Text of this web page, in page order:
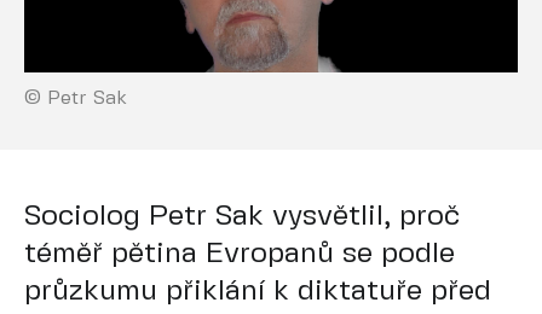
© Petr Sak
Sociolog Petr Sak vysvětlil, proč
téměř pětina Evropanů se podle
průzkumu přiklání k diktatuře před